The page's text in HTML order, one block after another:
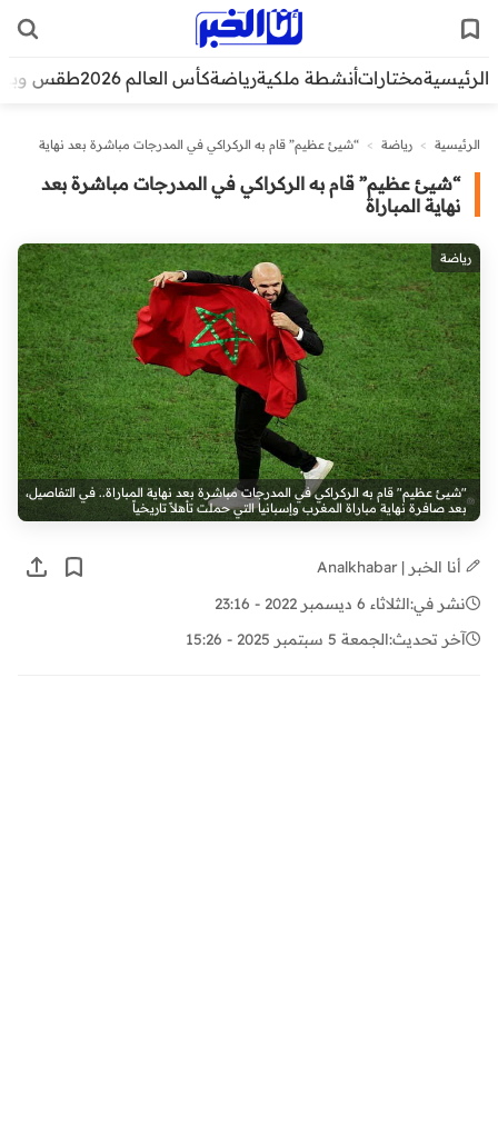
الرئيسيةمختاراتأنشطة ملكيةرياضةكأس العالم 2026 طقس
الرئيسية > رياضة > “شيئ عظيم” قام به الركراكي في المدرجات مباشرة بعد نهاية
“شيئ عظيم” قام به الركراكي في المدرجات مباشرة بعد
نهاية المباراة
رياضة
"شيئ عظيم" قام به الركراكي في المدرجات مباشرة بعد نهاية المباراة.. في التفاصيل،
بعد صافرة نهاية مباراة المغرب وإسبانيا التي حملت تأهلاً تاريخياً
أنا الخبر | Analkhabar
نشر في:الثلاثاء 6 ديسمبر 2022 - 23:16
آخر تحديث:الجمعة 5 سبتمبر 2025 - 15:26